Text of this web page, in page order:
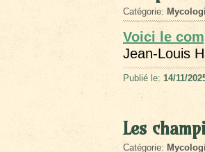
Catégorie:
Voici le
Jean-Louis
Publié le: 14/11/
Les
Catégorie: